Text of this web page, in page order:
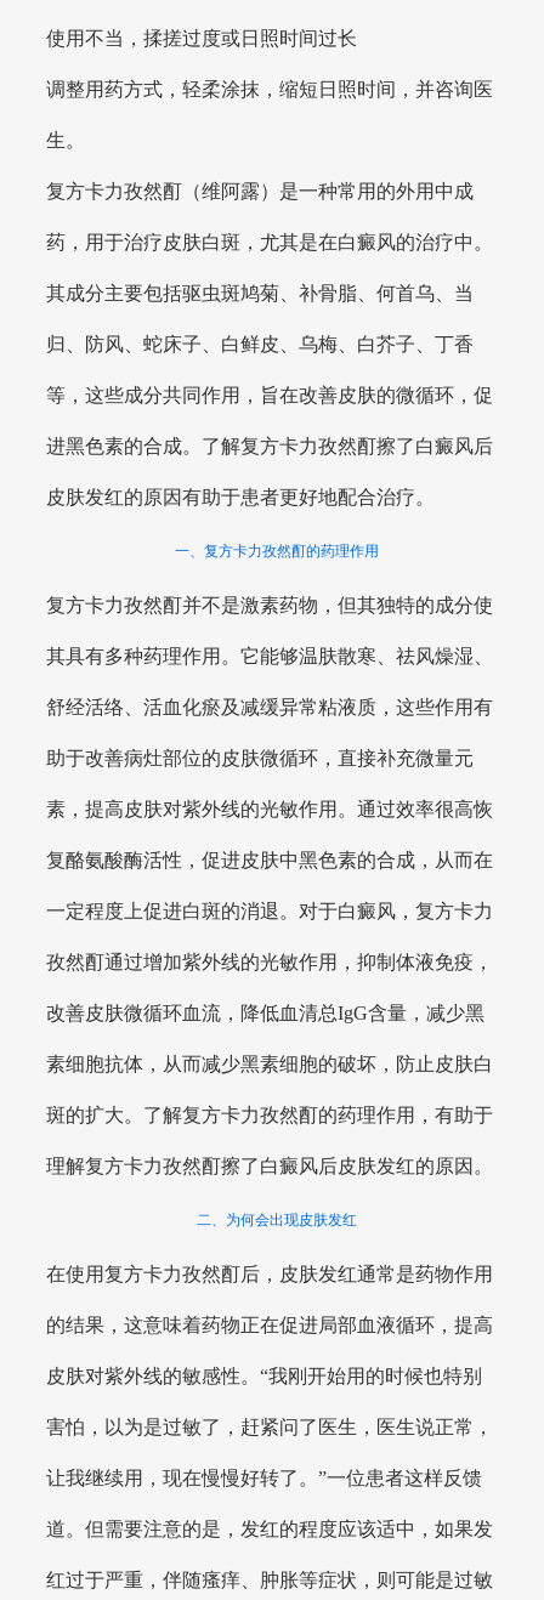
使用不当，揉搓过度或日照时间过长
调整用药方式，轻柔涂抹，缩短日照时间，并咨询医
生。
复方卡力孜然酊（维阿露）是一种常用的外用中成
药，用于治疗皮肤白斑，尤其是在白癜风的治疗中。
其成分主要包括驱虫斑鸠菊、补骨脂、何首乌、当
归、防风、蛇床子、白鲜皮、乌梅、白芥子、丁香
等，这些成分共同作用，旨在改善皮肤的微循环，促
进黑色素的合成。了解复方卡力孜然酊擦了白癜风后
皮肤发红的原因有助于患者更好地配合治疗。
一、复方卡力孜然酊的药理作用
复方卡力孜然酊并不是激素药物，但其独特的成分使
其具有多种药理作用。它能够温肤散寒、祛风燥湿、
舒经活络、活血化瘀及减缓异常粘液质，这些作用有
助于改善病灶部位的皮肤微循环，直接补充微量元
素，提高皮肤对紫外线的光敏作用。通过效率很高恢
复酪氨酸酶活性，促进皮肤中黑色素的合成，从而在
一定程度上促进白斑的消退。对于白癜风，复方卡力
孜然酊通过增加紫外线的光敏作用，抑制体液免疫，
改善皮肤微循环血流，降低血清总IgG含量，减少黑
素细胞抗体，从而减少黑素细胞的破坏，防止皮肤白
斑的扩大。了解复方卡力孜然酊的药理作用，有助于
理解复方卡力孜然酊擦了白癜风后皮肤发红的原因。
二、为何会出现皮肤发红
在使用复方卡力孜然酊后，皮肤发红通常是药物作用
的结果，这意味着药物正在促进局部血液循环，提高
皮肤对紫外线的敏感性。“我刚开始用的时候也特别
害怕，以为是过敏了，赶紧问了医生，医生说正常，
让我继续用，现在慢慢好转了。”一位患者这样反馈
道。但需要注意的是，发红的程度应该适中，如果发
红过于严重，伴随瘙痒、肿胀等症状，则可能是过敏